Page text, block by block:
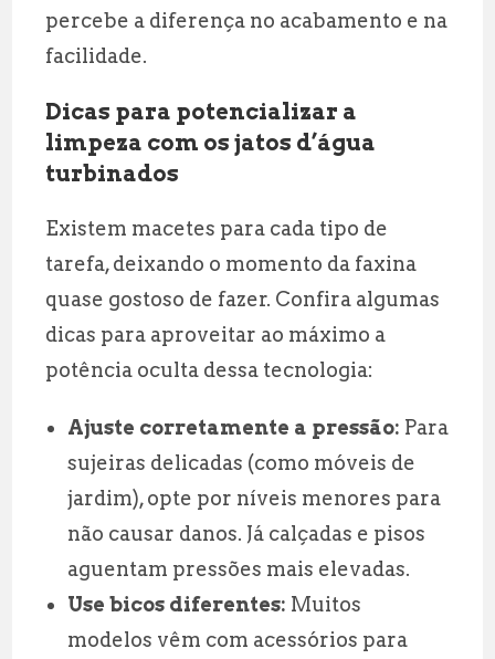
percebe a diferença no acabamento e na
facilidade.
Dicas para potencializar a
limpeza com os jatos d’água
turbinados
Existem macetes para cada tipo de
tarefa, deixando o momento da faxina
quase gostoso de fazer. Confira algumas
dicas para aproveitar ao máximo a
potência oculta dessa tecnologia:
Ajuste corretamente a pressão: Para
sujeiras delicadas (como móveis de
jardim), opte por níveis menores para
não causar danos. Já calçadas e pisos
aguentam pressões mais elevadas.
Use bicos diferentes: Muitos
modelos vêm com acessórios para